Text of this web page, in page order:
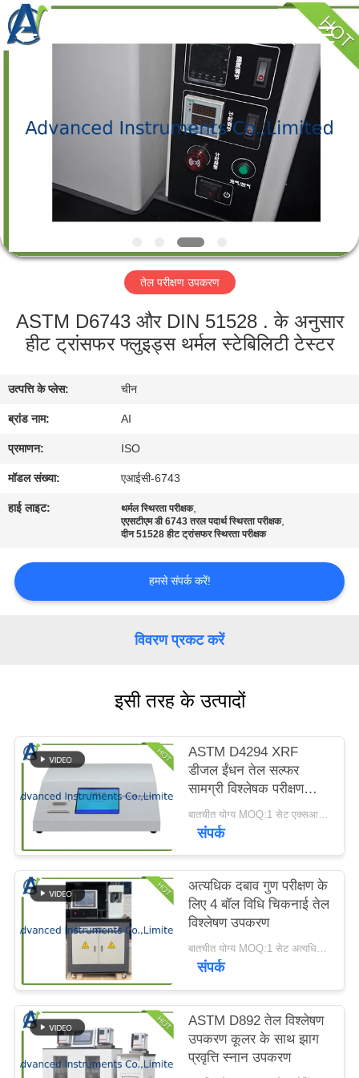
उत्पादों
में
भ्रमण
नियंत्रण
संपर्क
करें
मामलों
करें
साइटमैप
PRIVACY
POLICY
Advanced
Instruments
Co.,Limited.
All
Rights
तेल परीक्षण उपकरण
ASTM D6743 और DIN 51528 . के अनुसार
हीट ट्रांसफर फ्लुइड्स थर्मल स्टेबिलिटी टेस्टर
उत्पत्ति के प्लेस: चीन
ब्रांड नाम: AI
प्रमाणन: ISO
मॉडल संख्या: एआईसी-6743
हाई लाइट: थर्मल स्थिरता परीक्षक,
एएसटीएम डी 6743 तरल पदार्थ स्थिरता परीक्षक,
दीन 51528 हीट ट्रांसफर स्थिरता परीक्षक
हमसे संपर्क करें!
विवरण प्रकट करें
इसी तरह के उत्पादों
ASTM D4294 XRF
डीजल ईंधन तेल सल्फर
सामग्री विश्लेषक परीक्षण
उपकरण
बातचीत योग्य MOQ:1 सेट एक्सआरएफ सर्फर सामग्री विश्लेषक
संपर्क
अत्यधिक दबाव गुण परीक्षण के
लिए 4 बॉल विधि चिकनाई तेल
विश्लेषण उपकरण
बातचीत योग्य MOQ:1 सेट अत्यधिक दबाव गुण परीक्षक
संपर्क
ASTM D892 तेल विश्लेषण
उपकरण कूलर के साथ झाग
प्रवृत्ति स्नान उपकरण